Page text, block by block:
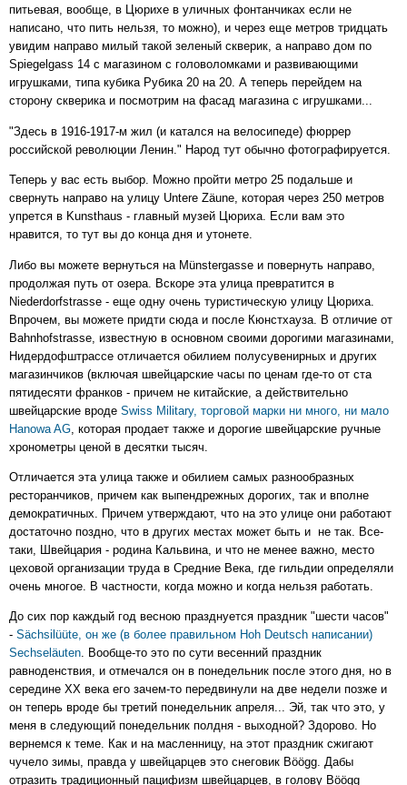
питьевая, вообще, в Цюрихе в уличных фонтанчиках если не
написано, что пить нельзя, то можно), и через еще метров тридцать
увидим направо милый такой зеленый скверик, а направо дом по
Spiegelgass 14 с магазином с головоломками и развивающими
игрушками, типа кубика Рубика 20 на 20. А теперь перейдем на
сторону скверика и посмотрим на фасад магазина с игрушками...
"Здесь в 1916-1917-м жил (и катался на велосипеде) фюррер
российской революции Ленин." Народ тут обычно фотографируется.
Теперь у вас есть выбор. Можно пройти метро 25 подальше и
свернуть направо на улицу Untere Zäune, которая через 250 метров
упрется в Kunsthaus - главный музей Цюриха. Если вам это
нравится, то тут вы до конца дня и утонете.
Либо вы можете вернуться на Münstergasse и повернуть направо,
продолжая путь от озера. Вскоре эта улица превратится в
Niederdorfstrasse - еще одну очень туристическую улицу Цюриха.
Впрочем, вы можете придти сюда и после Кюнстхауза. В отличие от
Bahnhofstrasse, известную в основном своими дорогими магазинами,
Нидердофштрассе отличается обилием полусувенирных и других
магазинчиков (включая швейцарские часы по ценам где-то от ста
пятидесяти франков - причем не китайские, а действительно
швейцарские вроде Swiss Military, торговой марки ни много, ни мало
Hanowa AG , которая продает также и дорогие швейцарские ручные
хронометры ценой в десятки тысяч.
Отличается эта улица также и обилием самых разнообразных
ресторанчиков, причем как выпендрежных дорогих, так и вполне
демократичных. Причем утверждают, что на это улице они работают
достаточно поздно, что в других местах может быть и не так. Все-
таки, Швейцария - родина Кальвина, и что не менее важно, место
цеховой организации труда в Средние Века, где гильдии определяли
очень многое. В частности, когда можно и когда нельзя работать.
До сих пор каждый год весною празднуется праздник "шести часов"
- Sächsilüüte, он же (в более правильном Hoh Deutsch написании)
Sechseläuten. Вообще-то это по сути весенний праздник
равноденствия, и отмечался он в понедельник после этого дня, но в
середине XX века его зачем-то передвинули на две недели позже и
он теперь вроде бы третий понедельник апреля... Эй, так что это, у
меня в следующий понедельник полдня - выходной? Здорово. Но
вернемся к теме. Как и на масленницу, на этот праздник сжигают
чучело зимы, правда у швейцарцев это снеговик Böögg. Дабы
отразить традиционный пацифизм швейцарцев, в голову Böögg